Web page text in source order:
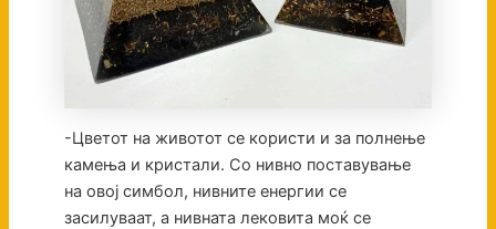
-Цветот на животот се користи и за полнење
камења и кристали. Со нивно поставување
на овој симбол, нивните енергии се
засилуваат, а нивната лековита моќ се